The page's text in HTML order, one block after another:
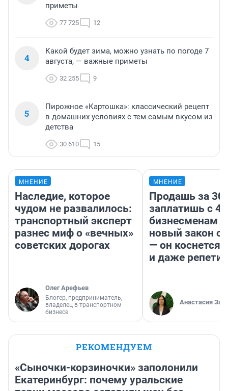
приметы
77 725 12
4
Какой будет зима, можно узнать по погоде 7
августа, — важные приметы
32 255 9
5
Пирожное «Картошка»: классический рецепт
в домашних условиях с тем самым вкусом из
детства
30 610 15
МНЕНИЕ
Наследие, которое
чудом не развалилось:
транспортный эксперт
разнес миф о «вечных»
советских дорогах
Олег Арефьев
Блогер, предприниматель,
владелец в транспортном
бизнесе
МНЕНИЕ
Продашь за
заплатишь с
бизнесменам
новый закон о
— он коснется
и даже
Анастасия
РЕКОМЕНДУЕМ
«Сыночки-корзиночки» заполонили
Екатеринбург: почему уральские